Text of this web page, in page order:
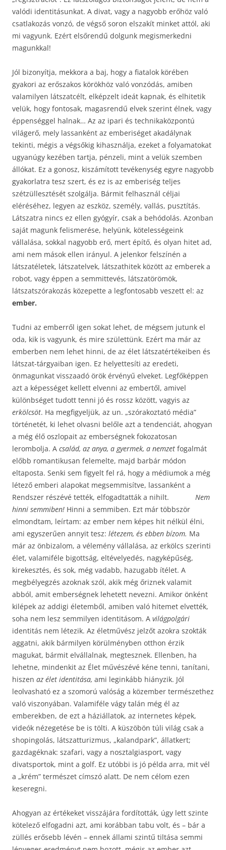
valódi identitásunkat. A divat, vagy a nagyobb erőhöz való
csatlakozás vonzó, de végső soron elszakít minket attól, aki
mi vagyunk. Ezért elsőrendű dolgunk megismerkedni
magunkkal!
Jól bizonyítja, mekkora a baj, hogy a fiatalok körében
gyakori az erőszakos körökhöz való vonzódás, amiben
valamilyen látszatcélt, elképzelt ideát kapnak, és elhitetik
velük, hogy fontosak, magasrendű elvek szerint élnek, vagy
éppenséggel halnak… Az az ipari és technikaközpontú
világerő, mely lassanként az emberiséget akadálynak
tekinti, mégis a végsőkig kihasználja, ezeket a folyamatokat
ugyanúgy kezében tartja, pénzeli, mint a velük szemben
állókat. Ez a gonosz, kiszámított tevékenység egyre nagyobb
gyakorlatra tesz szert, és ez is az emberiség teljes
szétzüllesztését szolgálja. Bármit felhasznál céljai
eléréséhez, legyen az eszköz, személy, vallás, pusztítás.
Látszatra nincs ez ellen gyógyír, csak a behódolás. Azonban
saját magunk felismerése, helyünk, kötelességeink
vállalása, sokkal nagyobb erő, mert építő, és olyan hitet ad,
ami nem mások ellen irányul. A jelenkor felszínén a
látszatéletek, látszatelvek, látszathitek között az emberek a
robot, vagy éppen a semmittevés, látszatörömök,
látszatszórakozás közepette a legfontosabb veszett el: az
ember.
Tudni az emberről igen sokat lehet, de mégsem jutunk el
oda, kik is vagyunk, és mire születtünk. Ezért ma már az
emberben nem lehet hinni, de az élet látszatértékeiben és
látszat-tárgyaiban igen. Ez helyettesíti az eredeti,
önmagunkat visszaadó örök érvényű elveket. Legfőképpen
azt a képességet kellett elvenni az embertől, amivel
különbséget tudott tenni jó és rossz között, vagyis az
erkölcsöt. Ha megfigyeljük, az un. „szórakoztató média”
történetét, ki lehet olvasni belőle azt a tendenciát, ahogyan
a még élő oszlopait az emberségnek fokozatosan
lerombolja. A család, az anya, a gyermek, a nemzet fogalmát
előbb romantikusan felemelte, majd barbár módon
eltaposta. Senki sem figyelt fel rá, hogy a médiumok a még
létező emberi alapokat megsemmisítve, lassanként a
Rendszer részévé tették, elfogadtatták a nihilt.
Nem
hinni semmiben! Hinni a semmiben. Ezt már többször
elmondtam, leírtam: az ember nem képes hit nélkül élni,
ami egyszerűen annyit tesz: létezem, és ebben bízom. Ma
már az önbizalom, a vélemény vállalása, az erkölcs szerinti
élet, valamiféle bigottság, eltévelyedés, nagyképűség,
kirekesztés, és sok, még vadabb, hazugabb ítélet. A
megbélyegzés azoknak szól, akik még őriznek valamit
abból, amit emberségnek lehetett nevezni. Amikor önként
kilépek az addigi életemből, amiben való hitemet elvették,
soha nem lesz semmilyen identitásom. A világpolgári
identitás nem létezik. Az életművész jelzőt azokra szokták
aggatni, akik bármilyen körülményben otthon érzik
magukat, bármit elvállalnak, megtesznek. Ellenben, ha
lehetne, mindenkit az Élet művészévé kéne tenni, tanítani,
hiszen az élet identitása, ami leginkább hiányzik. Jól
leolvasható ez a szomorú valóság a közember természethez
való viszonyában. Valamiféle vágy talán még él az
emberekben, de ezt a háziállatok, az internetes képek,
videók nézegetése be is tölti. A küszöbön túli világ csak a
shopingolás, látszatturizmus, „kalandpark”, állatkert;
gazdagéknak: szafari, vagy a nosztalgiasport, vagy
divatsportok, mint a golf. Ez utóbbi is jó példa arra, mit vél
a „krém” természet címszó alatt. De nem célom ezen
keseregni.
Ahogyan az értékeket visszájára fordították, úgy lett szinte
kötelező elfogadni azt, ami korábban tabu volt, és – bár a
züllés erősebb lévén – ennek állami szintű tiltása semmi